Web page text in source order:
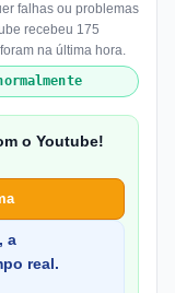
falhas ou problemas
recebeu 175
na última hora.
o Youtube!
a
real.